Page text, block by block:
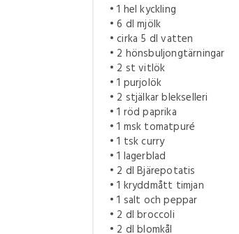
• 1 hel kyckling
• 6 dl mjölk
• cirka 5 dl vatten
• 2 hönsbuljongtärningar
• 2 st vitlök
• 1 purjolök
• 2 stjälkar blekselleri
• 1 röd paprika
• 1 msk tomatpuré
• 1 tsk curry
• 1 lagerblad
• 2 dl Bjärepotatis
• 1 kryddmått timjan
• 1 salt och peppar
• 2 dl broccoli
• 2 dl blomkål